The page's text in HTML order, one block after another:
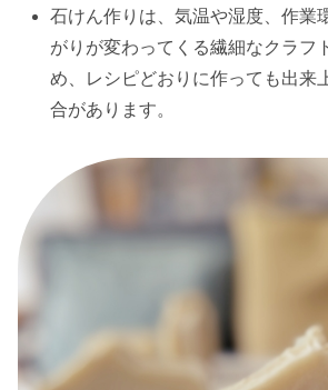
石けん作りは、気温や湿度、作業
がりが変わってくる繊細なクラフ
め、レシピどおりに作っても出来
合があります。